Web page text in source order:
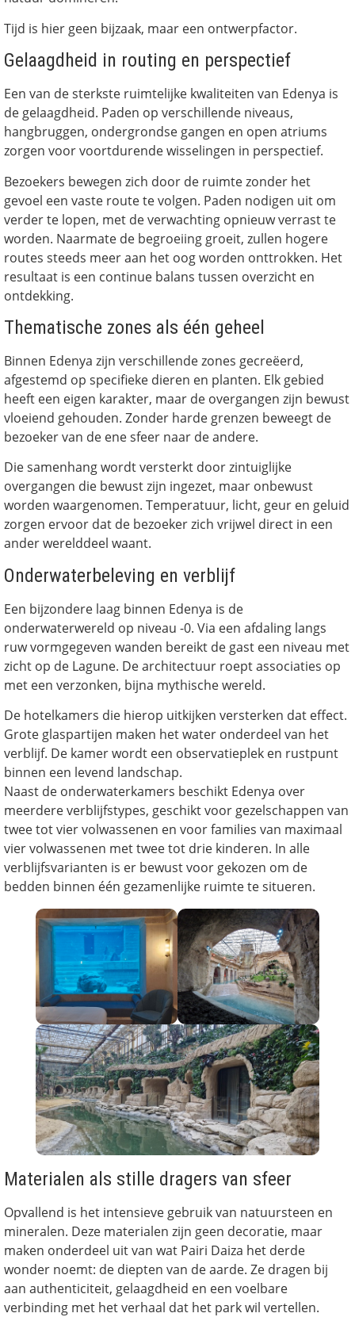
Tijd is hier geen bijzaak, maar een ontwerpfactor.
Gelaagdheid in routing en perspectief
Een van de sterkste ruimtelijke kwaliteiten van Edenya is
de gelaagdheid. Paden op verschillende niveaus,
hangbruggen, ondergrondse gangen en open atriums
zorgen voor voortdurende wisselingen in perspectief.
Bezoekers bewegen zich door de ruimte zonder het
gevoel een vaste route te volgen. Paden nodigen uit om
verder te lopen, met de verwachting opnieuw verrast te
worden. Naarmate de begroeiing groeit, zullen hogere
routes steeds meer aan het oog worden onttrokken. Het
resultaat is een continue balans tussen overzicht en
ontdekking.
Thematische zones als één geheel
Binnen Edenya zijn verschillende zones gecreëerd,
afgestemd op specifieke dieren en planten. Elk gebied
heeft een eigen karakter, maar de overgangen zijn bewust
vloeiend gehouden. Zonder harde grenzen beweegt de
bezoeker van de ene sfeer naar de andere.
Die samenhang wordt versterkt door zintuiglijke
overgangen die bewust zijn ingezet, maar onbewust
worden waargenomen. Temperatuur, licht, geur en geluid
zorgen ervoor dat de bezoeker zich vrijwel direct in een
ander werelddeel waant.
Onderwaterbeleving en verblijf
Een bijzondere laag binnen Edenya is de
onderwaterwereld op niveau -0. Via een afdaling langs
ruw vormgegeven wanden bereikt de gast een niveau met
zicht op de Lagune. De architectuur roept associaties op
met een verzonken, bijna mythische wereld.
De hotelkamers die hierop uitkijken versterken dat effect.
Grote glaspartijen maken het water onderdeel van het
verblijf. De kamer wordt een observatieplek en rustpunt
binnen een levend landschap.
Naast de onderwaterkamers beschikt Edenya over
meerdere verblijfstypes, geschikt voor gezelschappen van
twee tot vier volwassenen en voor families van maximaal
vier volwassenen met twee tot drie kinderen. In alle
verblijfsvarianten is er bewust voor gekozen om de
bedden binnen één gezamenlijke ruimte te situeren.
Materialen als stille dragers van sfeer
Opvallend is het intensieve gebruik van natuursteen en
mineralen. Deze materialen zijn geen decoratie, maar
maken onderdeel uit van wat Pairi Daiza het derde
wonder noemt: de diepten van de aarde. Ze dragen bij
aan authenticiteit, gelaagdheid en een voelbare
verbinding met het verhaal dat het park wil vertellen.